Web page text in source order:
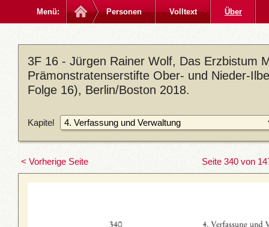
Menü: Personen Volltext Über
3F 16 - Jürgen Rainer Wolf, Das Erzbistum
Prämonstratenserstifte Ober- und Nieder-
Folge 16), Berlin/Boston 2018.
Kapitel
< Vorherige Seite Seite 340 von